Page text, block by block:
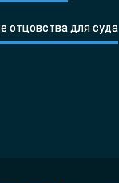
отцовства для суда